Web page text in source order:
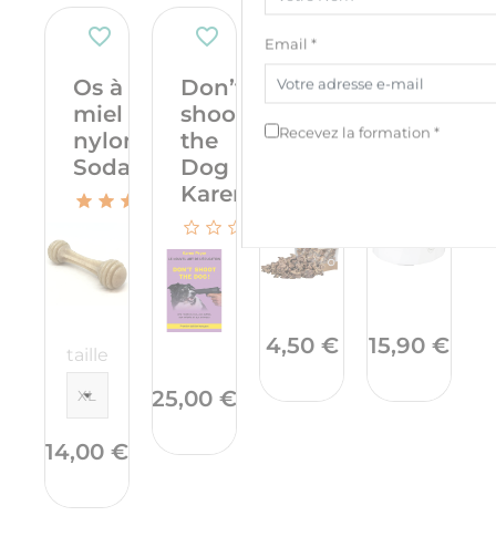
Os à
miel
nylon
Sodapup
favorite_border
taille
14,00 €Prix
Don’t
shoot
the
Dog !
Karen...
favorite_border
25,00 € Prix
Friandises
poumon...
favorite_border
4,50 €Prix15,90 €Prix
Email *
Recevez la formation *